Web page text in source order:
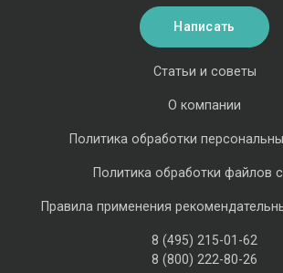
Статьи и советы
О компании
Политика обработки
Политика обработки файлов
Правила применения
8 (495) 215-01-62
8 (800) 222-80-26
Написать